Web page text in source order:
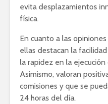
evita desplazamientos
física.
En cuanto a las
ellas destacan la
la rapidez en la ejecución
Asimismo, valoran
comisiones y que se
24 horas del día.